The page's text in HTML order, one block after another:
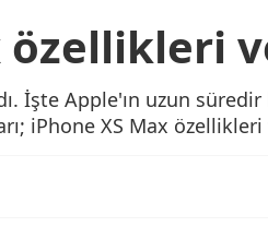
özellikleri
İşte Apple'ın uzun
iPhone XS Max özellikleri